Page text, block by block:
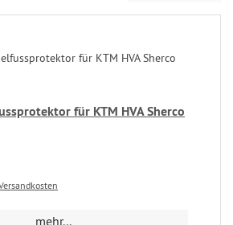
für KTM HVA Sherco
mehr...